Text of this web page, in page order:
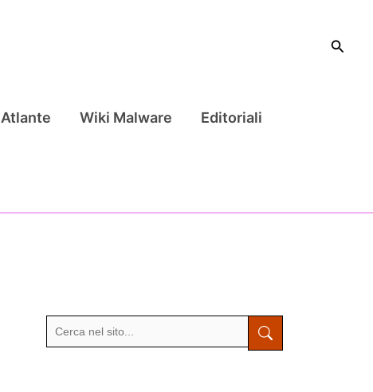
Cerca
Atlante Wiki Malware Editoriali